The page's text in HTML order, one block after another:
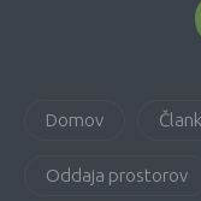
Domov
Oddaja prostorov